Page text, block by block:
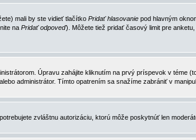
mali by ste vidieť tlačítko Pridať hlasovanie pod hlavným
na Pridať odpoveď). Môžete tiež pridať časový limit pre
Úpravu zahájite kliknutím na prvý príspevok v téme
administrátor. Tímto opatrením sa snažíme zabrániť v
zvláštnu autorizáciu, ktorú môže poskytnúť len